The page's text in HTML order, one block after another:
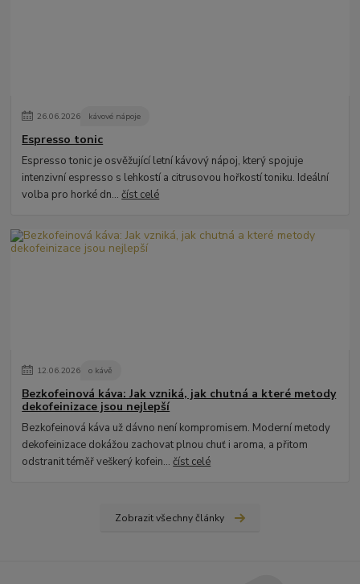
26.06.2026 kávové nápoje
Espresso tonic
Espresso tonic je osvěžující letní kávový nápoj, který spojuje
intenzivní espresso s lehkostí a citrusovou hořkostí toniku. Ideální
volba pro horké dn...číst celé
12.06.2026 o kávě
Bezkofeinová káva: Jak vzniká, jak chutná a které metody
dekofeinizace jsou nejlepší
Bezkofeinová káva už dávno není kompromisem. Moderní metody
dekofeinizace dokážou zachovat plnou chuť i aroma, a přitom
odstranit téměř veškerý kofein...číst celé
Zobrazit všechny články